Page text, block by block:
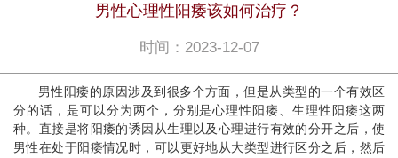
男性心理性阳痿该如何治疗？
时间：2023-12-07
男性阳痿的原因涉及到很多个方面，但是从类型的一个有效区
分的话，是可以分为两个，分别是心理性阳痿、生理性阳痿这两
种。直接是将阳痿的诱因从生理以及心理进行有效的分开之后，使
男性在处于阳痿情况时，可以更好地从大类型进行区分之后，然后